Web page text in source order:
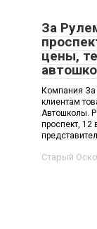
За
цены,
Компания За
клиентам
Автошколы.
проспект, 12
Старый